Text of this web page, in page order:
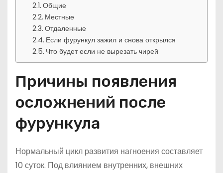
Общие
Местные
Отдаленные
Если фурункул зажил и снова открылся
Что будет если не вырезать чирей
Причины появления
осложнений после
фурункула
Нормальный цикл развития нагноения составляет
10 суток. Под влиянием внутренних, внешних